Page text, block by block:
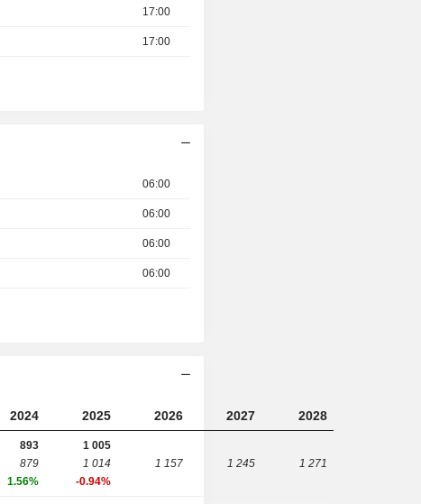
17:00
17:00
06:00
06:00
06:00
06:00
2024 2025 2026 2027 2028
893
879
1.56%
1 005
1 014
-0.94%
1 157 1 245 1 271